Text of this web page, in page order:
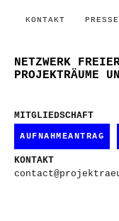
KONTAKT PRESSE
NETZWERK
PROJEKTRÄUME
MITGLIEDSCHAFT
AUFNAHMEANTRAG
KONTAKT